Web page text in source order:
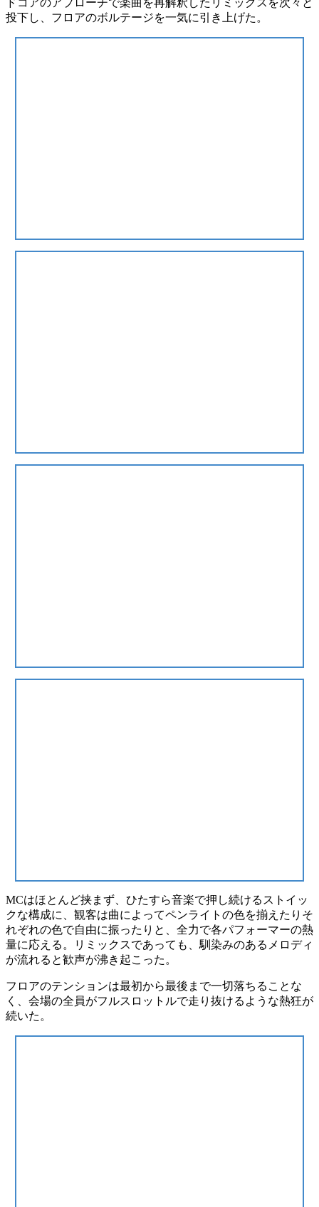
投下し、フロアのボルテージを一気に引き上げた。
MCはほとんど挟まず、 ひたすら音楽で押し続けるストイッ
クな構成に、観客は曲によってペンライトの色を揃えたりそ
れぞれの色で自由に振ったりと、全力で各パフォーマーの熱
量に応える。リミックスであっても、馴染みのあるメロディ
が流れると歓声が沸き起こった。
フロアのテンションは最初から最後まで一切落ちることな
く、会場の全員がフルスロットルで走り抜けるような熱狂が
続いた。